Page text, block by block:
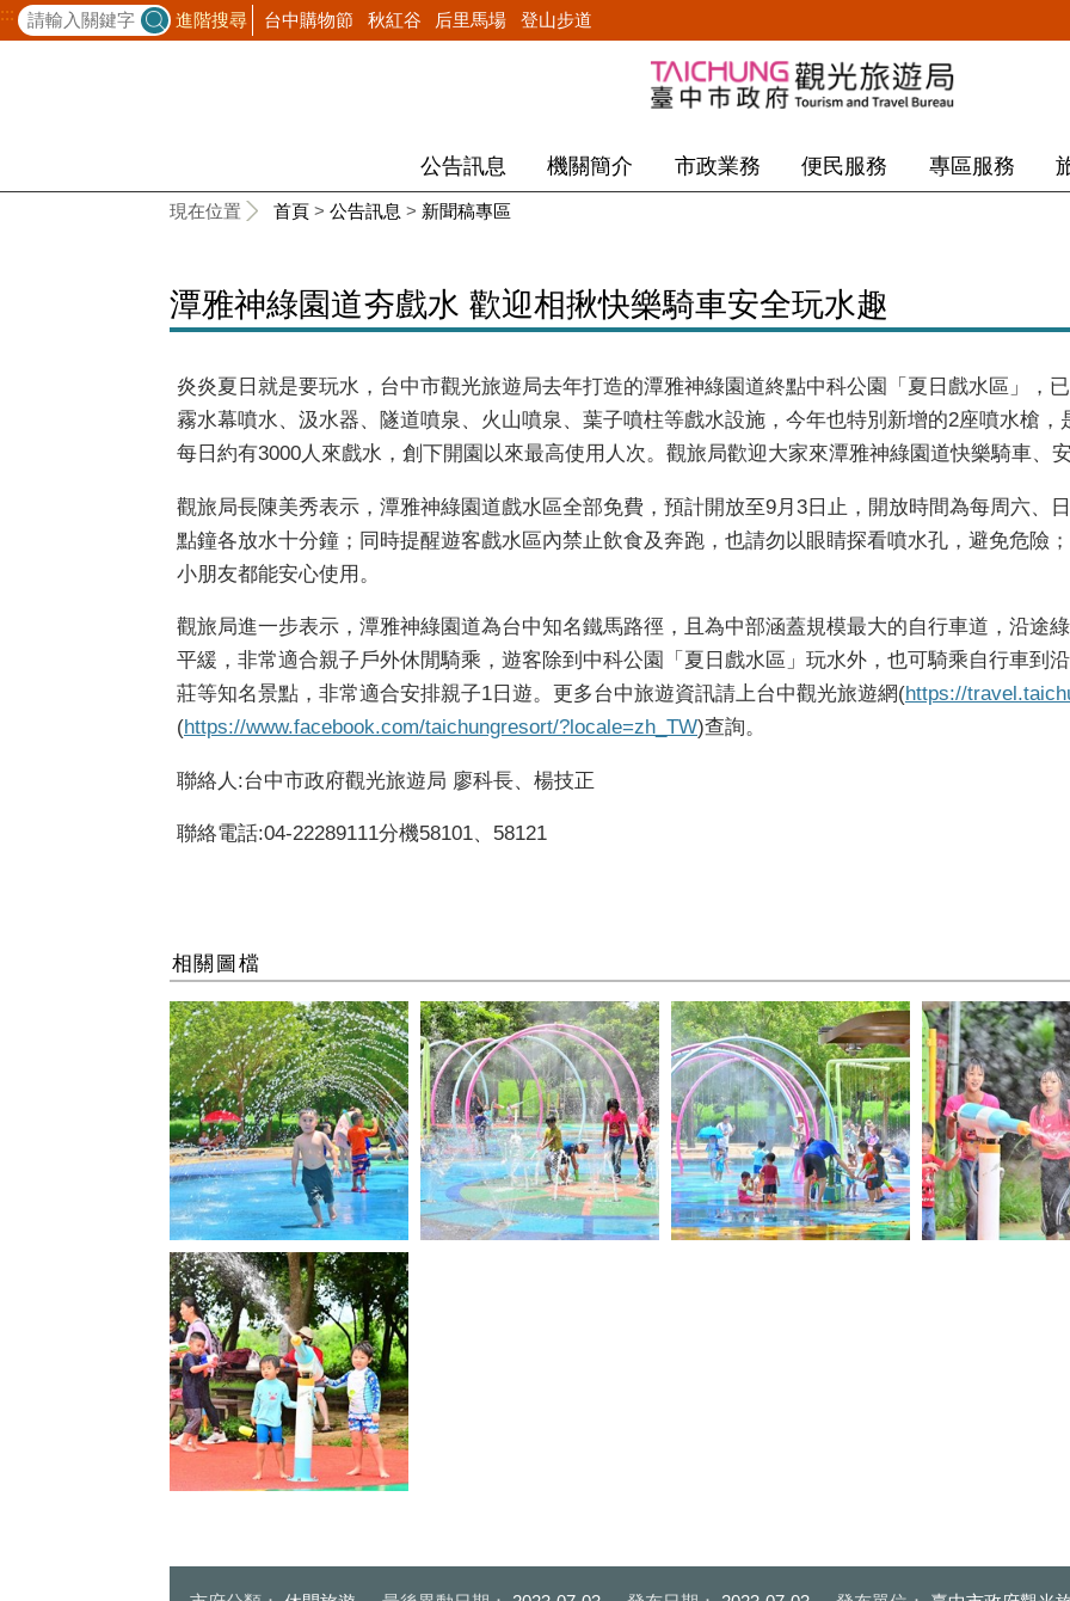
::: 進階搜尋 台中購物節 秋紅谷 后里馬場 登山步道
公告訊息 機關簡介 市政業務 便民服務 專區服務
現在位置 首頁 > 公告訊息 > 新聞稿專區
潭雅神綠園道夯戲水 歡迎相揪快樂騎車安全玩水趣
炎炎夏日就是要玩水，台中市觀光旅遊局去年打造的潭雅神綠園道終點中科公園「夏日戲水區」，
霧水幕噴水、汲水器、隧道噴泉、火山噴泉、葉子噴柱等戲水設施，今年也特別新增的2座噴水槍，
每日約有3000 人來戲水，創下開園以來最高使用人次。觀旅局歡迎大家來潭雅神綠園道快樂騎車、
觀旅局長陳美秀表示，潭雅神綠園道戲水區全部免費，預計開放至9月 3 日止，開放時間為每周六、
點鐘各放水十分鐘；同時提醒遊客戲水區內禁止飲食及奔跑，也請勿以眼睛探看噴水孔，避免危險
小朋友都能安心使用。
觀旅局進一步表示，潭雅神綠園道為台中知名鐵馬路徑，且為中部涵蓋規模最大的自行車道，沿途
平緩，非常適合親子戶外休閒騎乘，遊客除到中科公園「夏日戲水區」玩水外，也可騎乘自行車到
莊等知名景點，非常適合安排親子1 日遊。更多台中旅遊資訊請上台中觀光旅遊網(https://
(https://www.facebook.com/taichungresort/?locale=zh_TW)查詢。
聯絡人 :台中市政府觀光旅遊局 廖科長、楊技正
聯絡電話:04-22289111分機58101、 58121
相關圖檔
夏日戲水區隧道式噴水